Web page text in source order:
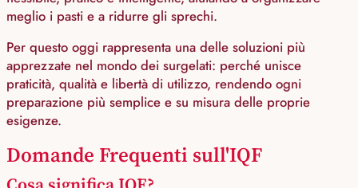
meglio i pasti e a ridurre gli sprechi.
Per questo oggi rappresenta una delle soluzioni più
apprezzate nel mondo dei surgelati: perché unisce
praticità, qualità e libertà di utilizzo, rendendo ogni
preparazione più semplice e su misura delle proprie
esigenze.
Domande Frequenti sull'IQF